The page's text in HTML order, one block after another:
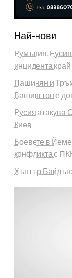
Най-нови
Румъния,
инцидента
Пашинян и
Вашингтон е
Русия атакува
Киев
Боевете в
конфликта с
Хънтър